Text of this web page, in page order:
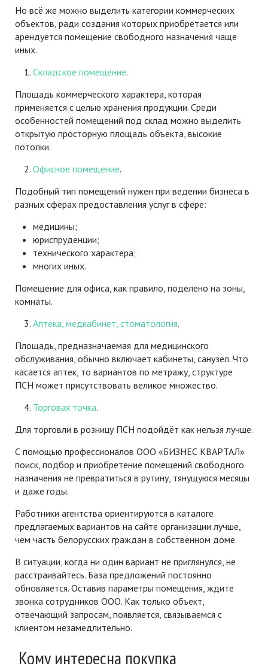
Но всё же можно выделить категории коммерческих
объектов, ради создания которых приобретается или
арендуется помещение свободного назначения чаще
иных.
Складское помещение.
Площадь коммерческого характера, которая
применяется с целью хранения продукции. Среди
особенностей помещений под склад можно выделить
открытую просторную площадь объекта, высокие
потолки.
Офисное помещение.
Подобный тип помещений нужен при ведении бизнеса в
разных сферах предоставления услуг в сфере:
медицины;
юриспруденции;
технического характера;
многих иных.
Помещение для офиса, как правило, поделено на зоны,
комнаты.
Аптека, медкабинет, стоматология.
Площадь, предназначаемая для медицинского
обслуживания, обычно включает кабинеты, санузел. Что
касается аптек, то вариантов по метражу, структуре
ПСН может присутствовать великое множество.
Торговая точка.
Для торговли в розницу ПСН подойдёт как нельзя лучше.
С помощью профессионалов ООО «БИЗНЕС КВАРТАЛ»
поиск, подбор и приобретение помещений свободного
назначения не превратиться в рутину, тянущуюся месяцы
и даже годы.
Работники агентства ориентируются в каталоге
предлагаемых вариантов на сайте организации лучше,
чем часть белорусских граждан в собственном доме.
В ситуации, когда ни один вариант не приглянулся, не
расстраивайтесь. База предложений постоянно
обновляется. Оставив параметры помещения, ждите
звонка сотрудников ООО. Как только объект,
отвечающий запросам, появляется, связываемся с
клиентом незамедлительно.
Кому интересна покупка